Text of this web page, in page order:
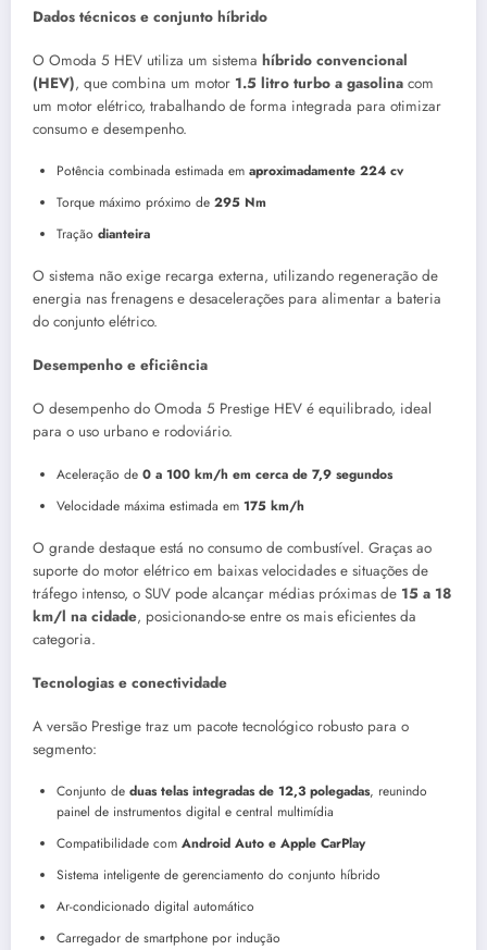
Dados técnicos e conjunto híbrido
O Omoda 5 HEV utiliza um sistema híbrido convencional
(HEV), que combina um motor 1.5 litro turbo a gasolina com
um motor elétrico, trabalhando de forma integrada para otimizar
consumo e desempenho.
Potência combinada estimada em aproximadamente 224 cv
Torque máximo próximo de 295 Nm
Tração dianteira
O sistema não exige recarga externa, utilizando regeneração de
energia nas frenagens e desacelerações para alimentar a bateria
do conjunto elétrico.
Desempenho e eficiência
O desempenho do Omoda 5 Prestige HEV é equilibrado, ideal
para o uso urbano e rodoviário.
Aceleração de 0 a 100 km/h em cerca de 7,9 segundos
Velocidade máxima estimada em 175 km/h
O grande destaque está no consumo de combustível. Graças ao
suporte do motor elétrico em baixas velocidades e situações de
tráfego intenso, o SUV pode alcançar médias próximas de 15 a 18
km/l na cidade, posicionando-se entre os mais eficientes da
categoria.
Tecnologias e conectividade
A versão Prestige traz um pacote tecnológico robusto para o
segmento:
Conjunto de duas telas integradas de 12,3 polegadas, reunindo
painel de instrumentos digital e central multimídia
Compatibilidade com Android Auto e Apple CarPlay
Sistema inteligente de gerenciamento do conjunto híbrido
Ar-condicionado digital automático
Carregador de smartphone por indução